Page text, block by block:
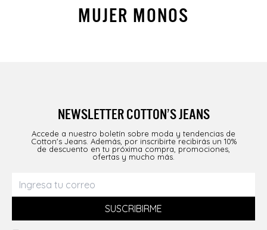
MUJER MONOS
NEWSLETTER COTTON’S JEANS
Accede a nuestro boletín sobre moda y tendencias de
Cotton's Jeans. Además, por inscribirte recibirás un 10%
de descuento en tu próxima compra, promociones,
ofertas y mucho más.
SUSCRIBIRME